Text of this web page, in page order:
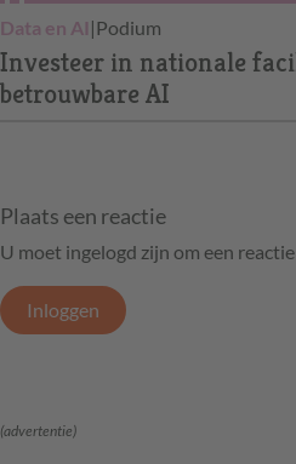
Data en AI |Podium
Investeer in nationale
betrouwbare AI
Plaats een reactie
U moet ingelogd zijn om een
Inloggen
(advertentie)